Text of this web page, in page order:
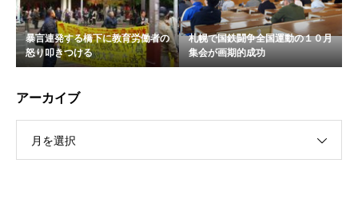
暴言連発する橋下に教育労働者の
怒り叩きつける
札幌で国鉄闘争全国運動の１０月
集会が画期的成功
アーカイブ
月を選択